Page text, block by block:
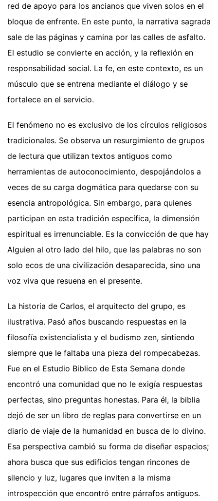
red de apoyo para los ancianos que viven solos en el
bloque de enfrente. En este punto, la narrativa sagrada
sale de las páginas y camina por las calles de asfalto.
El estudio se convierte en acción, y la reflexión en
responsabilidad social. La fe, en este contexto, es un
músculo que se entrena mediante el diálogo y se
fortalece en el servicio.
El fenómeno no es exclusivo de los círculos religiosos
tradicionales. Se observa un resurgimiento de grupos
de lectura que utilizan textos antiguos como
herramientas de autoconocimiento, despojándolos a
veces de su carga dogmática para quedarse con su
esencia antropológica. Sin embargo, para quienes
participan en esta tradición específica, la dimensión
espiritual es irrenunciable. Es la convicción de que hay
Alguien al otro lado del hilo, que las palabras no son
solo ecos de una civilización desaparecida, sino una
voz viva que resuena en el presente.
La historia de Carlos, el arquitecto del grupo, es
ilustrativa. Pasó años buscando respuestas en la
filosofía existencialista y el budismo zen, sintiendo
siempre que le faltaba una pieza del rompecabezas.
Fue en el Estudio Biblico de Esta Semana donde
encontró una comunidad que no le exigía respuestas
perfectas, sino preguntas honestas. Para él, la biblia
dejó de ser un libro de reglas para convertirse en un
diario de viaje de la humanidad en busca de lo divino.
Esa perspectiva cambió su forma de diseñar espacios;
ahora busca que sus edificios tengan rincones de
silencio y luz, lugares que inviten a la misma
introspección que encontró entre párrafos antiguos.